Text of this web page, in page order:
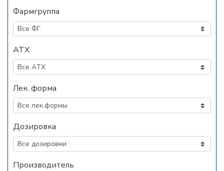
Фармгруппа
АТХ
Лек. форма
Дозировка
Производитель